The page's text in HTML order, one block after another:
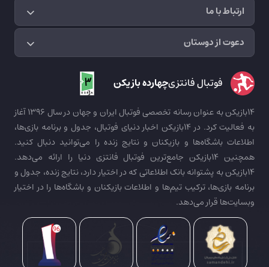
ارتباط با ما
دعوت از دوستان
فوتبال فانتزیچهارده بازیکن
14بازیکن به عنوان رسانه تخصصی فوتبال ایران و جهان در سال 1396 آغاز
به فعالیت کرد. در 14بازیکن اخبار دنیای فوتبال، جدول و برنامه بازی‌ها،
اطلاعات باشگاه‌ها و بازیکنان و نتایج زنده را می‌توانید دنبال کنید.
همچنین 14بازیکن جامع‌ترین فوتبال فانتزی دنیا را ارائه می‌دهد.
14بازیکن به پشتوانه بانک اطلاعاتی که در اختیار دارد، نتایج زنده، جدول و
برنامه بازی‌ها، ترکیب تیم‌ها و اطلاعات بازیکنان و باشگاه‌ها را در اختیار
وبسایت‌ها قرار می‌دهد.